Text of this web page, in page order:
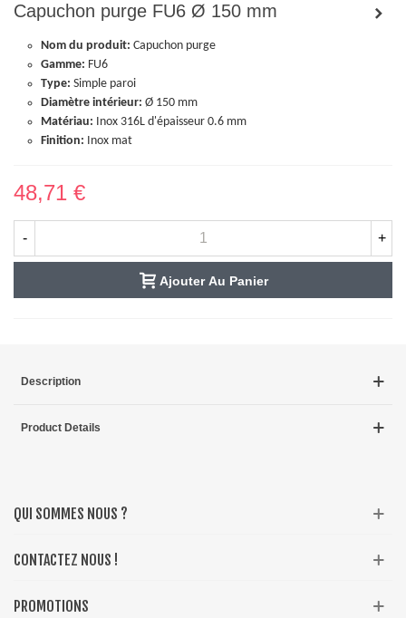
Capuchon purge FU6 Ø 150 mm
Nom du produit: Capuchon purge
Gamme: FU6
Type: Simple paroi
Diamètre intérieur: Ø 150 mm
Matériau: Inox 316L d'épaisseur 0.6 mm
Finition: Inox mat
48,71 €
- +
Ajouter Au Panier
Description
Product Details
QUI SOMMES NOUS ?
CONTACTEZ NOUS !
PROMOTIONS